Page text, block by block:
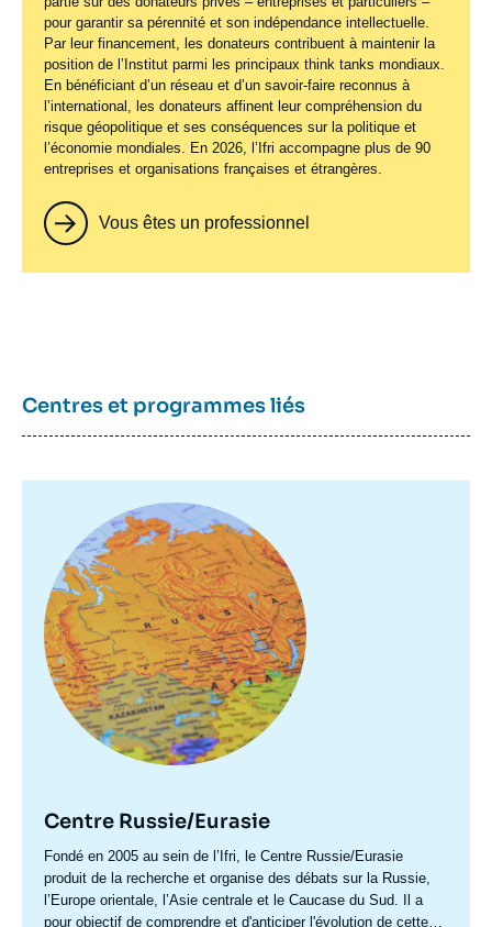
pour garantir sa pérennité et son indépendance intellectuelle.
Par leur financement, les donateurs contribuent à maintenir la
position de l’Institut parmi les principaux think tanks mondiaux.
En bénéficiant d’un réseau et d’un savoir-faire reconnus à
l’international, les donateurs affinent leur compréhension du
risque géopolitique et ses conséquences sur la politique et
l’économie mondiales. En 2026, l’Ifri accompagne plus de 90
entreprises et organisations françaises et étrangères.
Vous êtes un professionnel
Centres et programmes liés
principale
Centre Russie/Eurasie
Accroche
centre
Fondé en 2005 au sein de l’Ifri, le Centre Russie/Eurasie
produit de la recherche et organise des débats sur la Russie,
l’Europe orientale, l’Asie centrale et le Caucase du Sud. Il a
pour objectif de comprendre et d'anticiper l'évolution de cette